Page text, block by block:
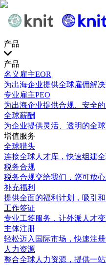
产品
产品
名义雇主EOR
为出海企业提供全球雇佣解
专业雇主PEO
为出海企业提供合规、安全
全球薪酬
为企业提供灵活、透明的全
增值服务
全球猎头
连接全球人才库，快速组建
税务合规
税务合规交给我们，您可放
补充福利
提供全面的福利计划，吸引
工作签证
专业工签服务，让外派人才
主体注册
轻松迈入国际市场，快速注册
人力资源
整合全球人力资源，提供一